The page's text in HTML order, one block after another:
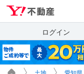
ログイン
土地 愛知県